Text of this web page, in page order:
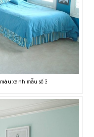
xanh mẫu số 3